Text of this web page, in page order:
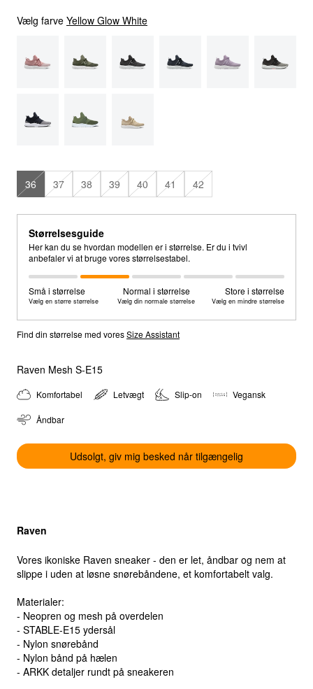
Vælg farve Yellow Glow White
36 37 38 39 40 41 42
Størrelsesguide
Her kan du se hvordan modellen er i størrelse. Er du i tvivl
anbefaler vi at bruge vores størrelsestabel.
Små i størrelse
Vælg en større størrelse
Normal i størrelse
Vælg din normale størrelse
Store i størrelse
Vælg en mindre størrelse
Find din størrelse med voresSize Assistant
Raven Mesh S-E15
Komfortabel Letvægt Slip-on Vegansk
Åndbar
Udsolgt, giv mig besked når tilgængelig
Raven
Vores ikoniske Raven sneaker - den er let, åndbar og nem at
slippe i uden at løsne snørebåndene, et komfortabelt valg.
Materialer:
- Neopren og mesh på overdelen
- STABLE-E15 ydersål
- Nylon snørebånd
- Nylon bånd på hælen
- ARKK detaljer rundt på sneakeren
Select location